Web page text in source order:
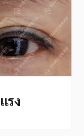
รง